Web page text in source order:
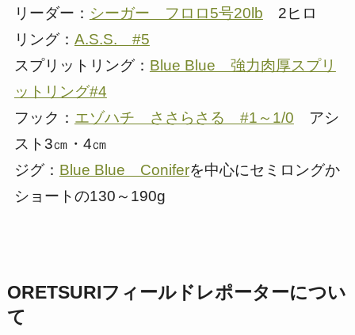
リーダー： シーガー フロロ5号20lb 2ヒロ
リング： A.S.S. #5
スプリットリング： Blue Blue 強力肉厚スプリ
ットリング#4
フック： エゾハチ ささらさる #1～1/0 アシ
スト3㎝・4㎝
ジグ： Blue Blue Coniferを中心にセミロングか
ショートの130～190g
ORETSURIフィールドレポーターについ
て